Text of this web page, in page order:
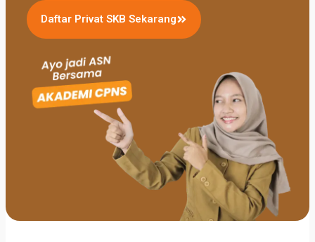
Daftar Privat SKB Sekarang